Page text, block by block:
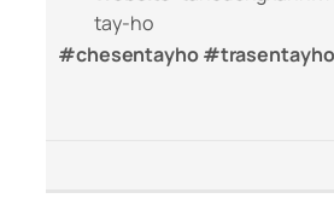
tay-ho
#chesentayho #trasentayho